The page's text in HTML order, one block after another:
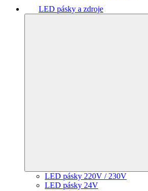
LED pásky a zdroje
LED pásky 220V / 230V
LED pásky 24V